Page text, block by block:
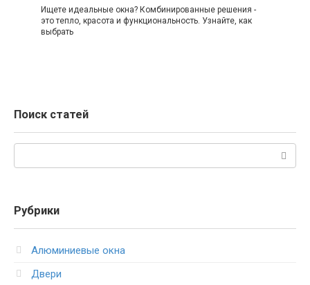
Ищете идеальные окна? Комбинированные решения -
это тепло, красота и функциональность. Узнайте, как
выбрать
Поиск статей
Рубрики
Алюминиевые окна
Двери